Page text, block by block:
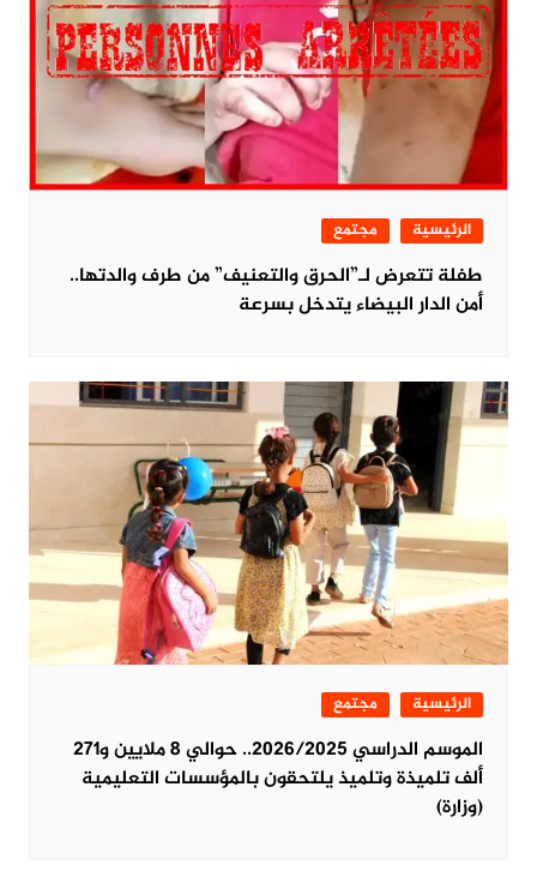
الرئيسية مجتمع
طفلة تتعرض لـ”الحرق والتعنيف” من طرف والدتها..
أمن الدار البيضاء يتدخل بسرعة
الرئيسية مجتمع
الموسم الدراسي 2026/2025.. حوالي 8 ملايين و271
ألف تلميذة وتلميذ يلتحقون بالمؤسسات التعليمية
(وزارة)